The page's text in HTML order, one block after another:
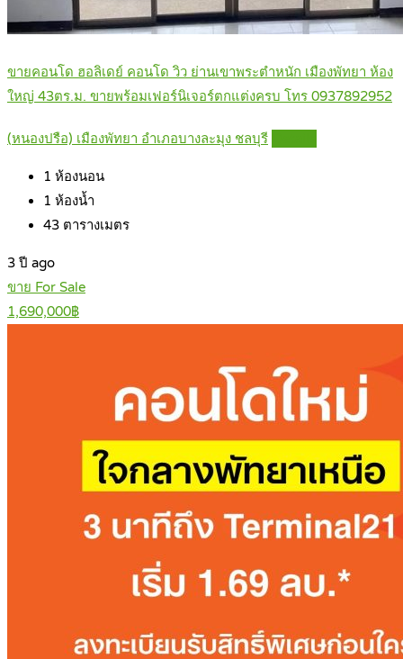
ขายคอนโด ฮอลิเดย์ คอนโด วิว ย่านเขาพระตำหนัก เมืองพัทยา ห้อง
ใหญ่ 43ตร.ม. ขายพร้อมเฟอร์นิเจอร์ตกแต่งครบ โทร 0937892952
(หนองปรือ) เมืองพัทยา อำเภอบางละมุง ชลบุรี
1 ห้องนอน
1 ห้องน้ำ
43 ตารางเมตร
3 ปี ago
ขาย For Sale
1,690,000฿